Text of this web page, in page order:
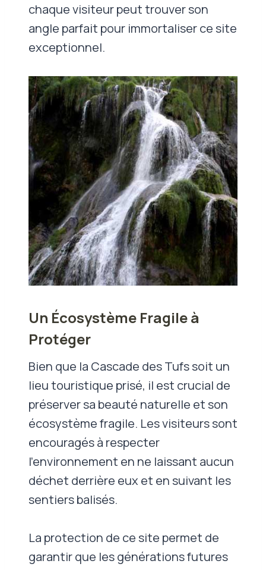
chaque visiteur peut trouver son
angle parfait pour immortaliser ce site
exceptionnel.
Un Écosystème Fragile à
Protéger
Bien que la Cascade des Tufs soit un
lieu touristique prisé, il est crucial de
préserver sa beauté naturelle et son
écosystème fragile. Les visiteurs sont
encouragés à respecter
l’environnement en ne laissant aucun
déchet derrière eux et en suivant les
sentiers balisés.
La protection de ce site permet de
garantir que les générations futures